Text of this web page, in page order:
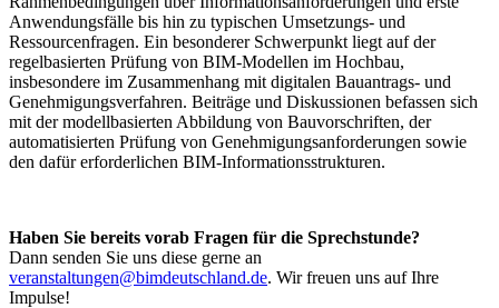
Anwendungsfälle bis hin zu typischen Umsetzungs- und
Ressourcenfragen. Ein besonderer Schwerpunkt liegt auf der
regelbasierten Prüfung von BIM-Modellen im Hochbau,
insbesondere im Zusammenhang mit digitalen Bauantrags- und
Genehmigungsverfahren. Beiträge und Diskussionen befassen sich
mit der modellbasierten Abbildung von Bauvorschriften, der
automatisierten Prüfung von Genehmigungsanforderungen sowie
den dafür erforderlichen BIM-Informationsstrukturen.
Haben Sie bereits vorab Fragen für die Sprechstunde?
Dann senden Sie uns diese gerne an
veranstaltungen@bimdeutschland.de. Wir freuen uns auf Ihre
Impulse!